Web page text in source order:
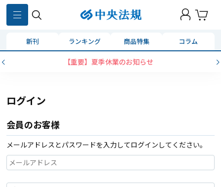
新刊 ランキング 商品特集 コラム
【重要】夏季休業のお知らせ
ログイン
会員のお客様
メールアドレスとパスワードを入力してログインしてください。